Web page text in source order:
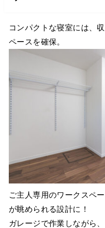
コンパクトな寝室には、
ペースを確保。
ご主人専用のワークスペ
が眺められる設計に！
ガレージで作業しながら